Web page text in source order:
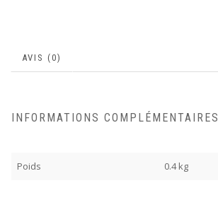
AVIS (0)
INFORMATIONS COMPLÉMENTAIRES
Poids 0.4 kg